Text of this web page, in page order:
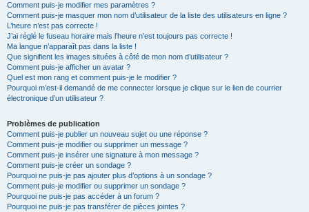
Comment puis-je modifier mes paramètres ?
Comment puis-je masquer mon nom d’utilisateur de la liste des utilisateurs en ligne ?
L’heure n’est pas correcte !
J’ai réglé le fuseau horaire mais l’heure n’est toujours pas correcte !
Ma langue n’apparaît pas dans la liste !
Que signifient les images situées à côté de mon nom d’utilisateur ?
Comment puis-je afficher un avatar ?
Quel est mon rang et comment puis-je le modifier ?
Pourquoi m’est-il demandé de me connecter lorsque je clique sur le lien de courrier
électronique d’un utilisateur ?
Problèmes de publication
Comment puis-je publier un nouveau sujet ou une réponse ?
Comment puis-je modifier ou supprimer un message ?
Comment puis-je insérer une signature à mon message ?
Comment puis-je créer un sondage ?
Pourquoi ne puis-je pas ajouter plus d’options à un sondage ?
Comment puis-je modifier ou supprimer un sondage ?
Pourquoi ne puis-je pas accéder à un forum ?
Pourquoi ne puis-je pas transférer de pièces jointes ?